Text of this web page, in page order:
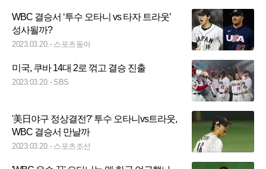
WBC 결승서 ‘투수 오타니 vs 타자 트라웃’
성사될까?
2023.03.20. 스포츠동아
미국, 쿠바 14대 2로 꺾고 결승 진출
2023.03.20. SBS
'美日야구 정상결전?' 투수 오타니vs트라웃,
WBC 결승서 만날까
2023.03.20. 스포츠조선